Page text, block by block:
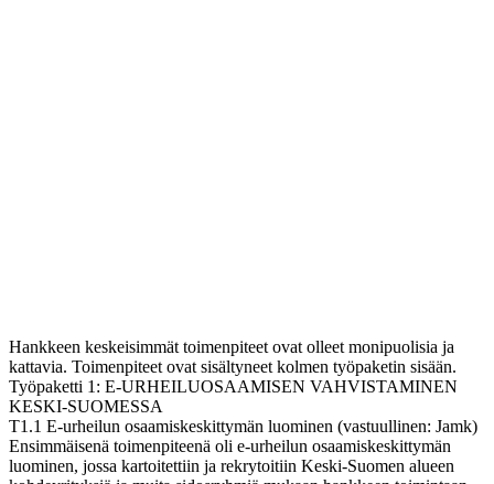
Hankkeen keskeisimmät toimenpiteet ovat olleet monipuolisia ja
kattavia. Toimenpiteet ovat sisältyneet kolmen työpaketin sisään.
Työpaketti 1: E-URHEILUOSAAMISEN VAHVISTAMINEN
KESKI-SUOMESSA
T1.1 E-urheilun osaamiskeskittymän luominen (vastuullinen: Jamk)
Ensimmäisenä toimenpiteenä oli e-urheilun osaamiskeskittymän
luominen, jossa kartoitettiin ja rekrytoitiin Keski-Suomen alueen